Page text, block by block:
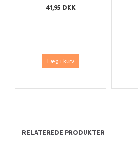
(FLYDEPLANTE)
41,95 DKK
Læg i kurv
RELATEREDE PRODUKTER